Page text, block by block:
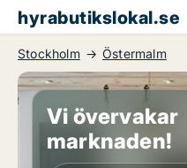
hyrabutikslokal.se
Stockholm Östermalm
Vi övervakar
marknaden!